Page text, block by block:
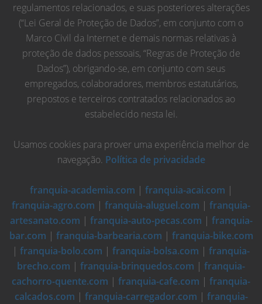
regulamentos relacionados, e suas posteriores alterações
(“Lei Geral de Proteção de Dados”, em conjunto com o
Marco Civil da Internet e demais normas relativas à
proteção de dados pessoais, “Regras de Proteção de
Dados”), obrigando-se, em conjunto com seus
empregados, colaboradores, membros estatutários,
prepostos e terceiros contratados relacionados ao
estabelecido nesta lei.
Usamos cookies para prover uma experiência melhor de
navegação. Política de privacidade
franquia-academia.com | franquia-acai.com |
franquia-agro.com | franquia-aluguel.com | franquia-
artesanato.com | franquia-auto-pecas.com | franquia-
bar.com | franquia-barbearia.com | franquia-bike.com
| franquia-bolo.com | franquia-bolsa.com | franquia-
brecho.com | franquia-brinquedos.com | franquia-
cachorro-quente.com | franquia-cafe.com | franquia-
calcados.com | franquia-carregador.com | franquia-